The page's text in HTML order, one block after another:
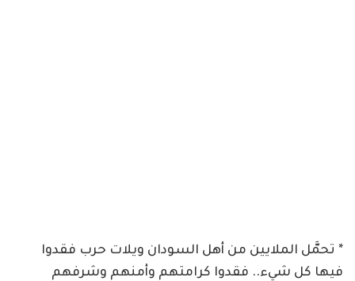
* تحمَّل الملايين من أهل السودان ويلات حرب فقدوا
فيها كل شيء.. فقدوا كرامتهم وأمنهم وشرفهم